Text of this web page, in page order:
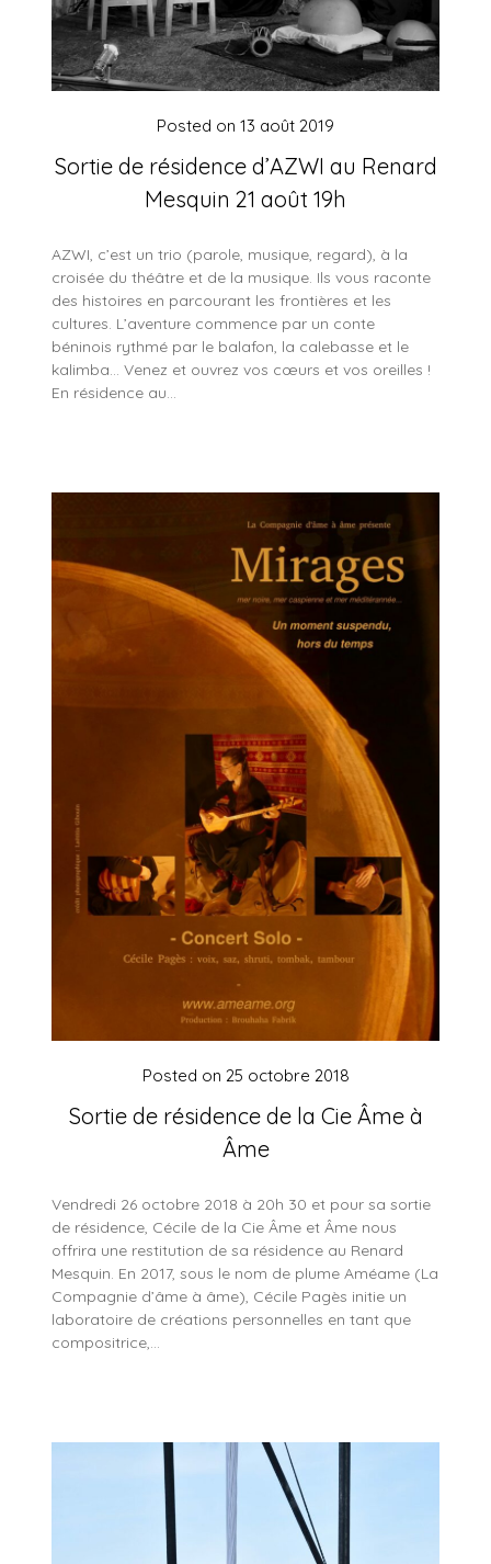
Sortie de résidence d’AZWI au Renard
Mesquin 21 août 19h
Posted on 13 août 2019
AZWI, c’est un trio (parole, musique, regard), à la
croisée du théâtre et de la musique. Ils vous raconte
des histoires en parcourant les frontières et les
cultures. L’aventure commence par un conte
béninois rythmé par le balafon, la calebasse et le
kalimba… Venez et ouvrez vos cœurs et vos oreilles !
En résidence au…
Sortie de résidence de la Cie Âme à
Âme
Posted on 25 octobre 2018
Vendredi 26 octobre 2018 à 20h 30 et pour sa sortie
de résidence, Cécile de la Cie Âme et Âme nous
offrira une restitution de sa résidence au Renard
Mesquin. En 2017, sous le nom de plume Améame (La
Compagnie d’âme à âme), Cécile Pagès initie un
laboratoire de créations personnelles en tant que
compositrice,…